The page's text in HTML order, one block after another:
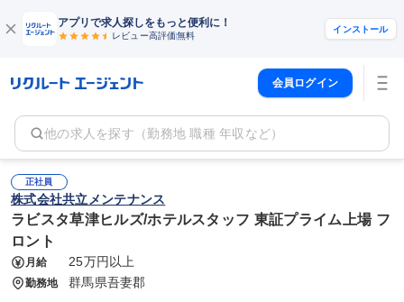
アプリで求人探しをもっと便利に！
レビュー高評価無料
インストール
会員ログイン
他の求人を探す（勤務地 職種 年収など）
正社員
株式会社共立メンテナンス
ラビスタ草津ヒルズ/ホテルスタッフ 東証プライム上場 フ
ロント
月給 25万円以上
勤務地 群馬県吾妻郡